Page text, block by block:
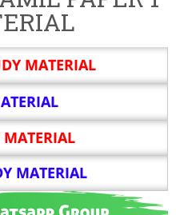
MATERIAL
MATERIAL